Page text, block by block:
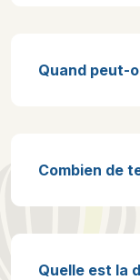
Quand peut-
Combien de
Quelle est la